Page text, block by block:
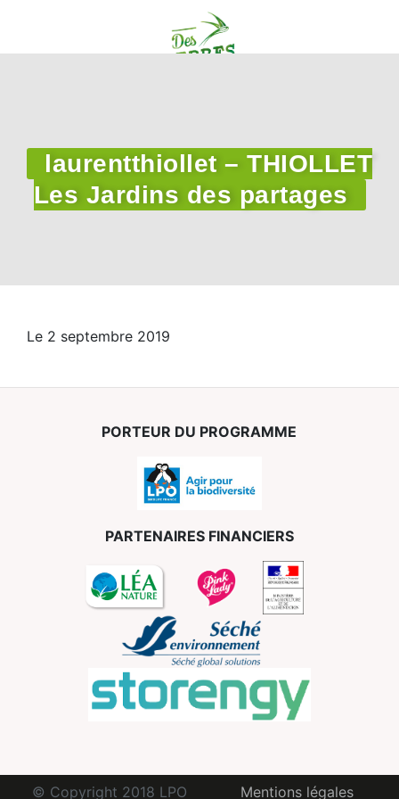
laurentthiollet – THIOLLET
Les Jardins des partages
Le 2 septembre 2019
PORTEUR DU PROGRAMME
PARTENAIRES FINANCIERS
© Copyright 2018 LPO Mentions légales